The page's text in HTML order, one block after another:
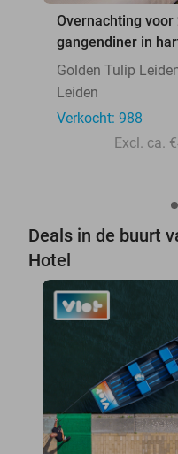
Overnachting voor
gangendiner in
Golden Tulip
Leiden
Verkocht: 988
Excl. ca.
Deals in de buurt
Hotel